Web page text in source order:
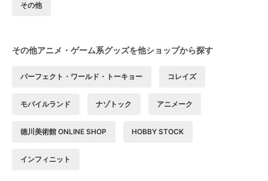
その他
その他アニメ・ゲーム系グッズを他ショップから探す
パーフェクト・ワールド・トーキョー コレイズ
モバイルランド ナゾトック アニメーク
徳川美術館 ONLINE SHOP HOBBY STOCK
インフィニット